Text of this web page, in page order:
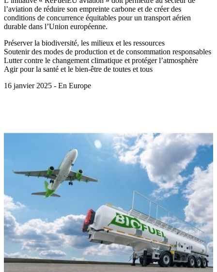
l’aviation de réduire son empreinte carbone et de créer des
conditions de concurrence équitables pour un transport aérien
durable dans l’Union européenne.
Préserver la biodiversité, les milieux et les ressources
Soutenir des modes de production et de consommation responsables
Lutter contre le changement climatique et protéger l’atmosphère
Agir pour la santé et le bien-être de toutes et tous
16 janvier 2025 - En Europe